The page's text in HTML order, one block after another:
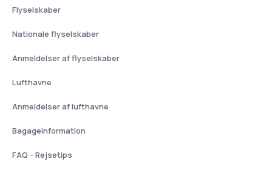
Flyselskaber
Nationale flyselskaber
Anmeldelser af flyselskaber
Lufthavne
Anmeldelser af lufthavne
Bagageinformation
FAQ - Rejsetips